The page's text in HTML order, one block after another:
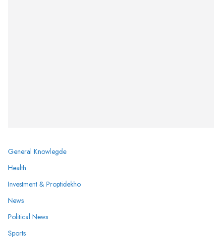
General Knowlegde
Health
Investment & Proptidekho
News
Political News
Sports